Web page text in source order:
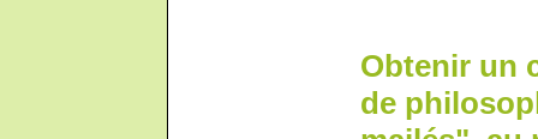
Obtenir un
de